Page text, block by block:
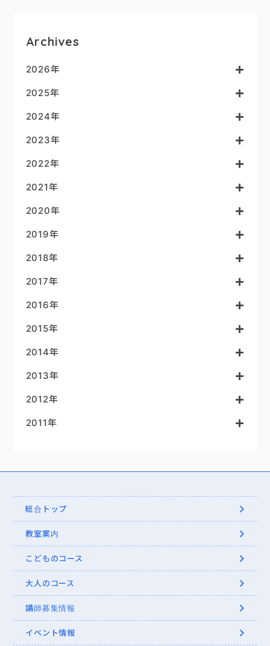
Archives
2026年
2025年
2024年
2023年
2022年
2021年
2020年
2019年
2018年
2017年
2016年
2015年
2014年
2013年
2012年
2011年
総合トップ
教室案内
こどものコース
大人のコース
講師募集情報
イベント情報